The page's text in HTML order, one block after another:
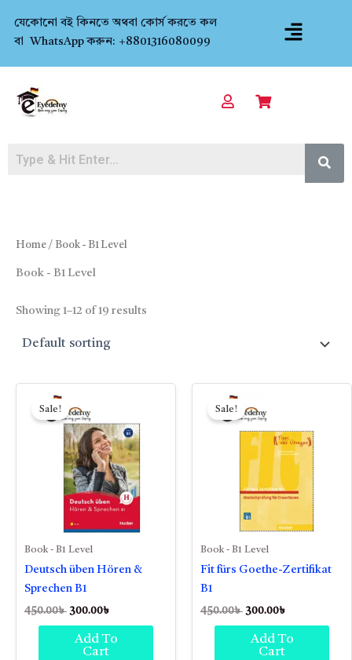
content
যেকোনো বই কিনতে অথবা কোর্স করতে কল
বা WhatsApp করুন: +8801316080099
Menu
Home / Book - B1 Level
Book - B1 Level
Showing 1–12 of 19 results
Sale!
Book - B1 Level
Deutsch üben Hören &
Sprechen B1
450.00৳
was:
450.00৳ .
300.00৳
300.00৳ .
Add To
Cart
Sale!
Book - B1 Level
Fit fürs Goethe-Zertifikat
B1
450.00৳
was:
450.00৳ .
300.00৳
300.00৳ .
Add To
Cart